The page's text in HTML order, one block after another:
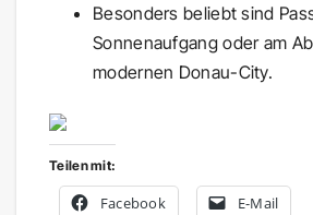
Besonders beliebt sind
Sonnenaufgang oder am
modernen Donau-City.
Teilen mit:
Facebook E-Mail